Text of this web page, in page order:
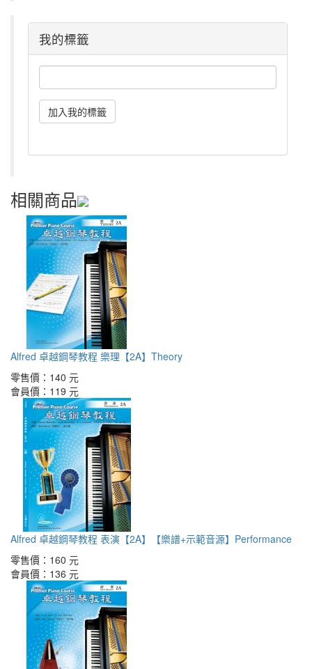
我的標籤
相關商品
Alfred 卓越鋼琴教程 樂理【2A】Theory
零售價： 140 元
會員價： 119 元
Alfred 卓越鋼琴教程 表演【2A】【樂譜+示範音源】Performance
零售價： 160 元
會員價： 136 元